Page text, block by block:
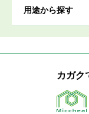
用途から探す
カガク